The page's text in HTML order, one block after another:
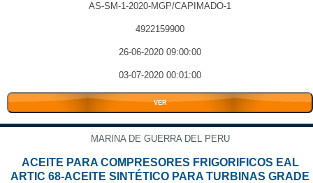
AS-SM-1-2020-MGP/CAPIMADO-1
4922159900
26-06-2020 09:00:00
03-07-2020 00:01:00
VER
MARINA DE GUERRA DEL PERU
ACEITE PARA COMPRESORES FRIGORIFICOS EAL
ARTIC 68-ACEITE SINTÉTICO PARA TURBINAS GRADE